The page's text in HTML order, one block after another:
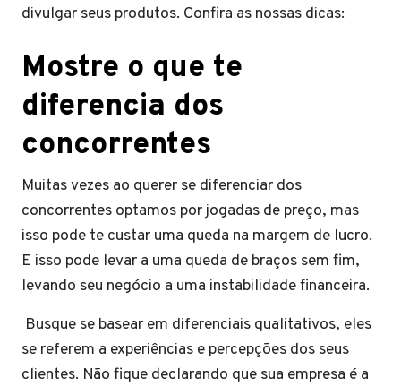
divulgar seus produtos. Confira as nossas dicas:
Mostre o que te
diferencia dos
concorrentes
Muitas vezes ao querer se diferenciar dos
concorrentes optamos por jogadas de preço, mas
isso pode te custar uma queda na margem de lucro.
E isso pode levar a uma queda de braços sem fim,
levando seu negócio a uma instabilidade financeira.
Busque se basear em diferenciais qualitativos, eles
se referem a experiências e percepções dos seus
clientes. Não fique declarando que sua empresa é a